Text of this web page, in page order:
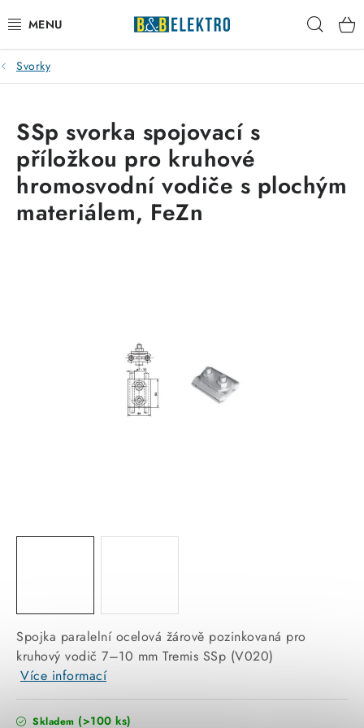
na
obsah
Reklamace / Vrácení zboží
Kontakty
VYTÁPĚNÍ
OHŘÍVAČE VODY
SVÍTIDLA domovní
LED osvětlení
SVÍTIDLA interiérová
Svorky
Spojka paralelní ocelová žárově pozinkovaná pro
kruhový vodič 7–10 mm Tremis SSp (V020)
Více informací
Skladem (>100 ks)
SSp svorka spojovací s
příložkou pro kruhové
hromosvodní vodiče s plochým
materiálem, FeZn